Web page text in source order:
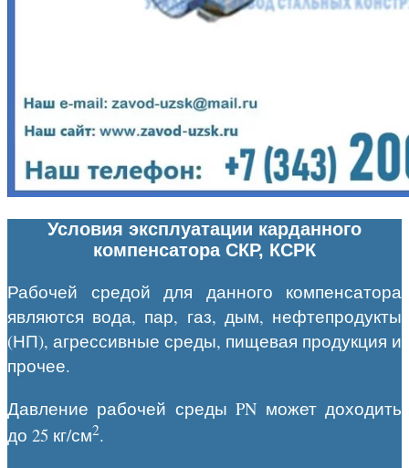
Условия эксплуатации карданного
компенсатора СКР, КСРК
Рабочей средой для данного компенсатора
являются вода, пар, газ, дым, нефтепродукты
(НП), агрессивные среды, пищевая продукция и
прочее.
Давление рабочей среды PN может доходить
до 25 кг/см2.